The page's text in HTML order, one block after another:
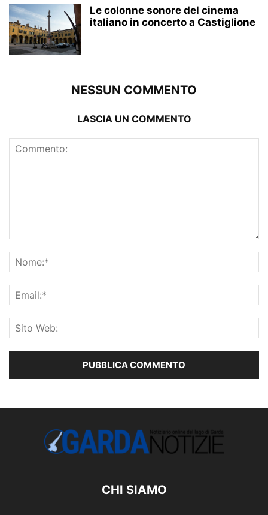
Le colonne sonore del cinema
italiano in concerto a Castiglione
NESSUN COMMENTO
LASCIA UN COMMENTO
CHI SIAMO